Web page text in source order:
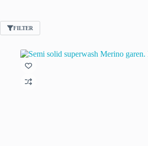
FILTER